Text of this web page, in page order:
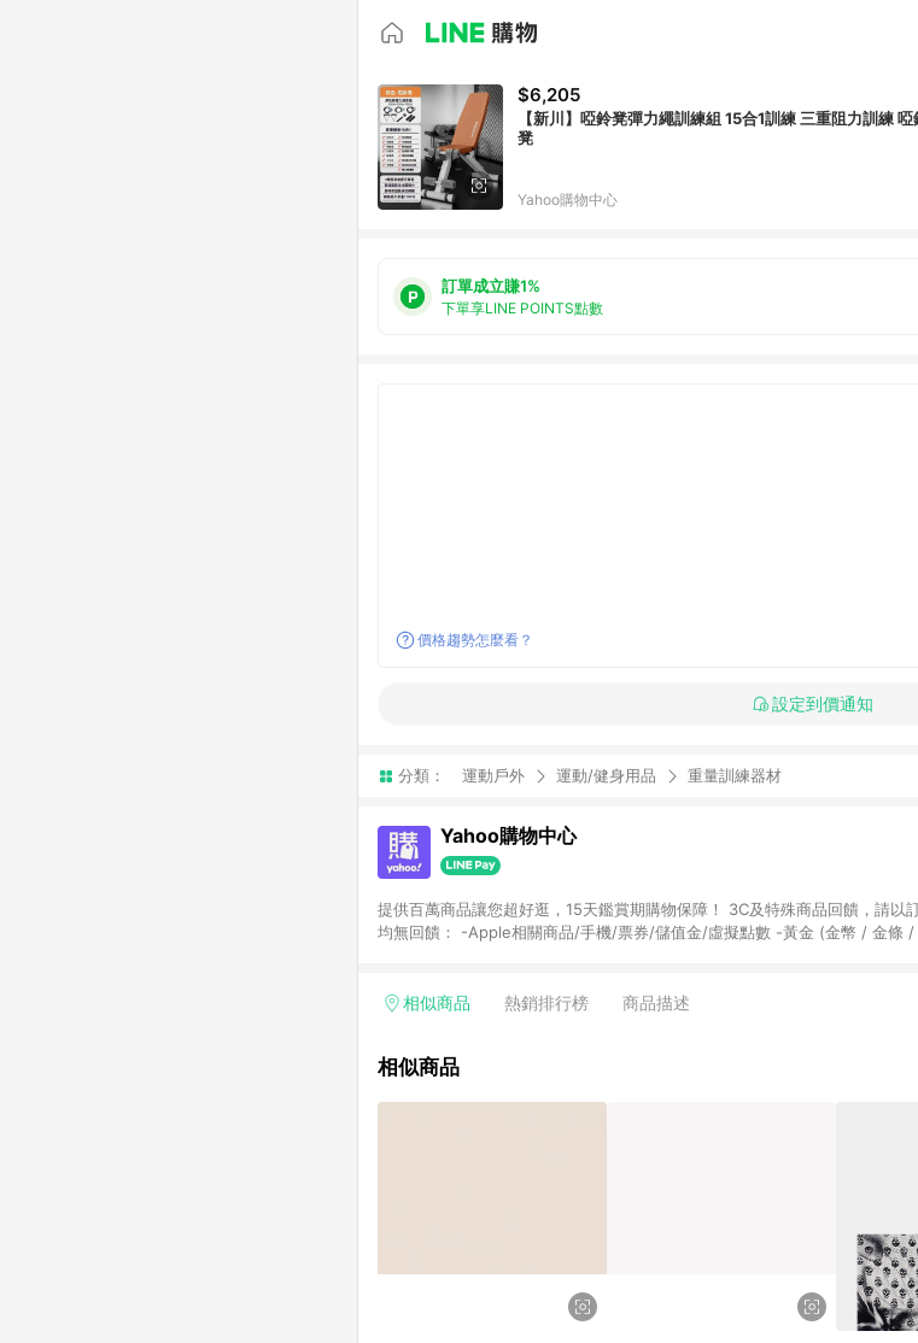
$6,205
【新川】啞鈴凳彈力繩訓練組 15合1訓練 三重阻力訓練
凳
Yahoo購物中心
訂單成立賺1%
下單享LINE POINTS點數
價格趨勢怎麼看？
設定到價通知
分類： 運動戶外 運動/健身用品 重量訓練器材
Yahoo購物中心
提供百萬商品讓您超好逛，15天鑑賞期購物保障！ 3C及特殊商品回饋，請以訂單成立通知為準
均無回饋： -Apple相關商品/手機/票券/儲值金/虛擬點數 -黃金 (金幣 / 金條
Yahoo超贈點回饋者 - 購物中心商店之商品：商品賣場中有標示「商店」及
相似商品 熱銷排行榜 商品描述
相似商品